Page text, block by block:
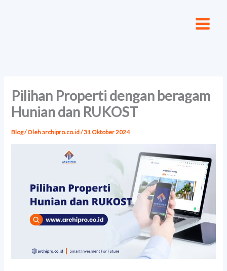
Pilihan Properti dengan beragam
Hunian dan RUKOST
Blog/ Oleharchipro.co.id/31 Oktober 2024